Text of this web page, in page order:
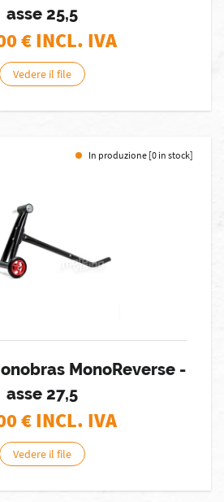
asse 25,5
€ INCL. IVA
Vedere il file
In produzione [0 in stock]
MonoReverse -
asse 27,5
€ INCL. IVA
Vedere il file